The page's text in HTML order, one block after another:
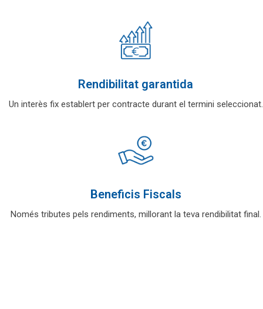
Rendibilitat garantida
Un interès fix establert per contracte durant el termini seleccionat.
Beneficis Fiscals
Només tributes pels rendiments, millorant la teva rendibilitat final.